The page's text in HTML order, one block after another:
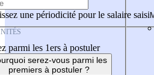
une périodicité pour le salaire saisi
parmi les 1ers à postuler
serez-vous parmi les
premiers à postuler ?